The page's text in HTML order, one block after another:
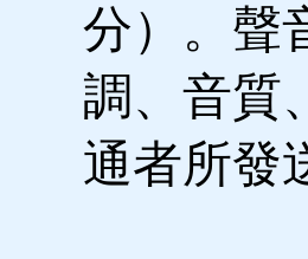
分）。聲
調、音質
通者所發